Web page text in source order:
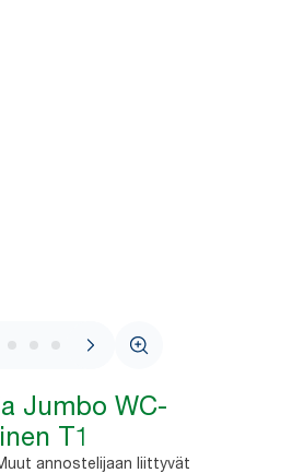
1 / 4
Jumbo WC-
T1
annostelijaan liittyvät